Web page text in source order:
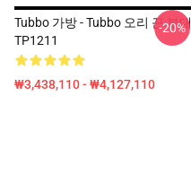
Tubbo 가방 - Tubbo 오리 끈 부대
TP1211
₩3,438,110 - ₩4,127,110
-20%